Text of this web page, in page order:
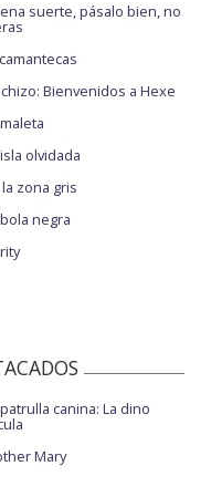
suerte, pásalo bien, no
Bienvenidos a Hexe
olvidada
la zona gris
negra
canina: La dino
Mary